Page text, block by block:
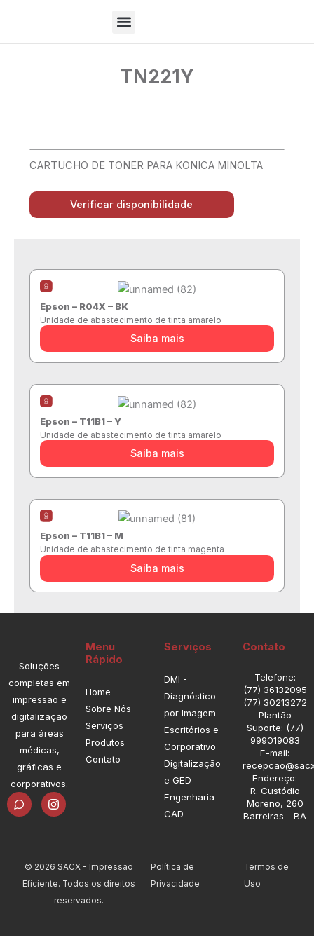
o
TN221Y
CARTUCHO DE TONER PARA KONICA MINOLTA
Verificar disponibilidade
Epson – R04X – BK
Unidade de abastecimento de tinta amarelo
Saiba mais
Epson – T11B1 – Y
Unidade de abastecimento de tinta amarelo
Saiba mais
Epson – T11B1 – M
Unidade de abastecimento de tinta magenta
Saiba mais
Soluções
completas em
impressão e
digitalização
para áreas
médicas,
gráficas e
corporativos.
I
n
s
a
r
a
Menu
Rápido
Home
Sobre Nós
Serviços
Produtos
Contato
Serviços
DMI -
Diagnóstico
por Imagem
Escritórios e
Corporativo
Digitalização
e GED
Engenharia
CAD
Contato
Telefone:
(77) 36132095
(77) 30213272
Plantão
Suporte: (77)
999019083
E-mail:
Endereço:
R. Custódio
Moreno, 260
Barreiras - BA
© 2026 SACX - Impressão
Eficiente. Todos os direitos
reservados.
Política de
Privacidade
Termos de
Uso